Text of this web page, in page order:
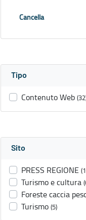
Cancella
Tipo
Contenuto Web
Sito
PRESS REGIONE
Turismo e cultura
Foreste caccia
Turismo (5)